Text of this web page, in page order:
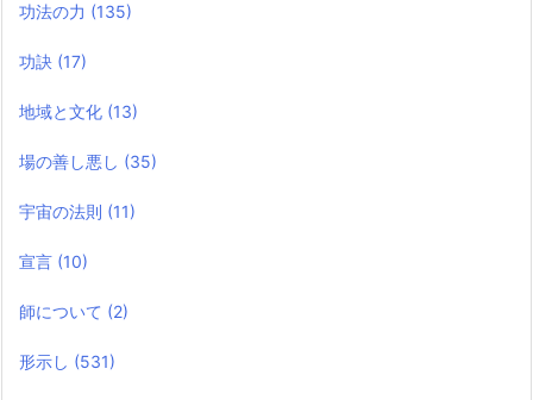
功法の力 (135)
功訣 (17)
地域と文化 (13)
場の善し悪し (35)
宇宙の法則 (11)
宣言 (10)
師について (2)
形示し (531)